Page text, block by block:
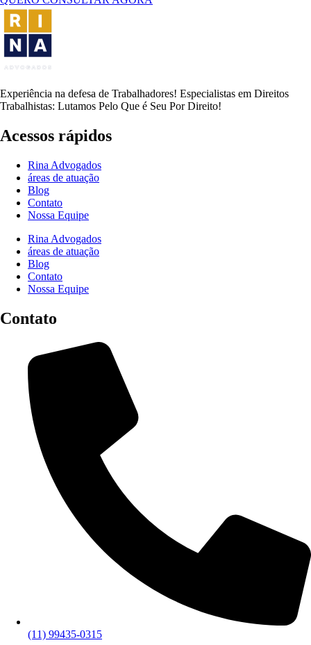
Experiência na defesa de Trabalhadores! Especialistas em Direitos
Trabalhistas: Lutamos Pelo Que é Seu Por Direito!
Acessos rápidos
Rina Advogados
áreas de atuação
Blog
Contato
Nossa Equipe
Rina Advogados
áreas de atuação
Blog
Contato
Nossa Equipe
Contato
(11) 99435-0315